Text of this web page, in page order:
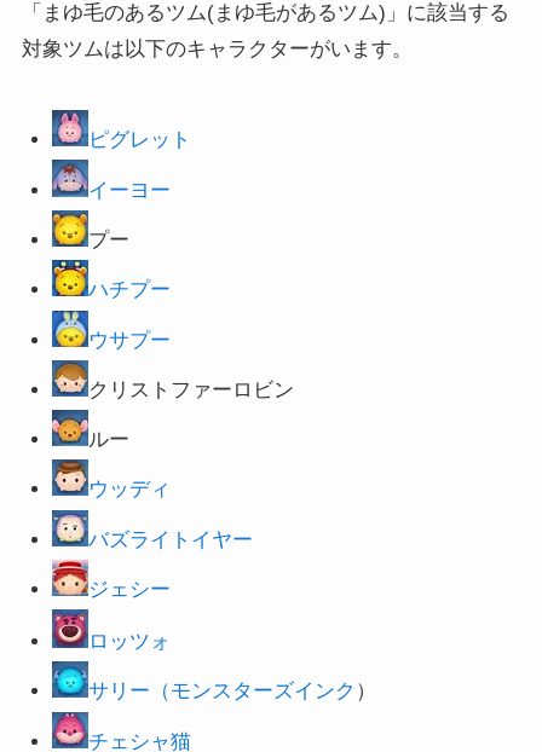
「まゆ毛のあるツム(まゆ毛があるツム)」に該当する
対象ツムは以下のキャラクターがいます。
ピグレット
イーヨー
プー
ハチプー
ウサプー
クリストファーロビン
ルー
ウッディ
バズライトイヤー
ジェシー
ロッツォ
サリー（モンスターズインク ）
チェシャ猫